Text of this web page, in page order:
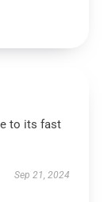
to its fast
Sep 21, 2024